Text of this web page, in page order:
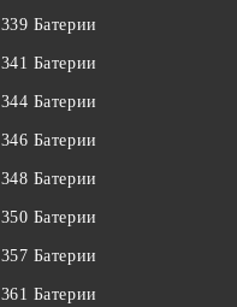
339 Батерии
341 Батерии
344 Батерии
346 Батерии
348 Батерии
350 Батерии
357 Батерии
361 Батерии